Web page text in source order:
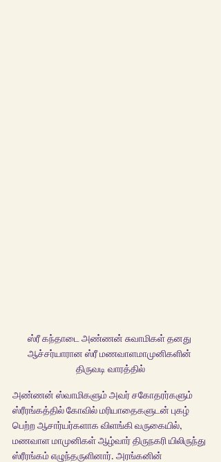
ஸ்ரீ கந்தாடை அண்ணன் சுவாமிகள் தனது
ஆச்சர்யாரான ஸ்ரீ மணவாளமாமுனிகளின்
திருவடி வாரத்தில்
அண்ணன் ஸ்வாமிகளும் அவர் சகோதரர்களும்
ஸ்ரீரங்கத்தில் கோவில் மரியாதைகளுடன் புகழ்
பெற்ற ஆசார்யர்களாக விளங்கி வருகையில்,
மணவாள மாமுனிகள் ஆழ்வார் திருநகரி யிலிருந்து
ஸ்ரீரங்கம் எழுந்தருளினார். அரங்கனின்